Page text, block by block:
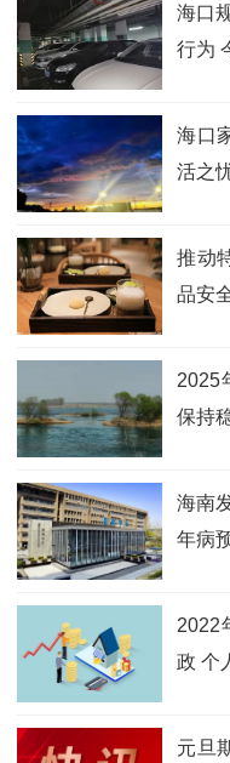
海口
行为
海口
活之
推动
品安
2025
保持
海南
年病
2022
政 个
元旦